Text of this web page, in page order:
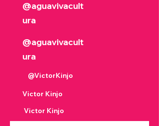
@aguavivacult
ura
@aguavivacult
ura
@VictorKinjo
Victor Kinjo
Victor Kinjo